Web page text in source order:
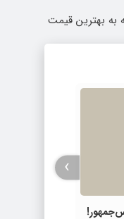
به بهترین قیمت
›